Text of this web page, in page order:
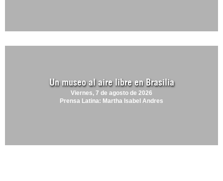
Un museo al aire libre en Brasilia
Viernes, 7 de agosto de 2026
Prensa Latina: Martha Isabel Andres